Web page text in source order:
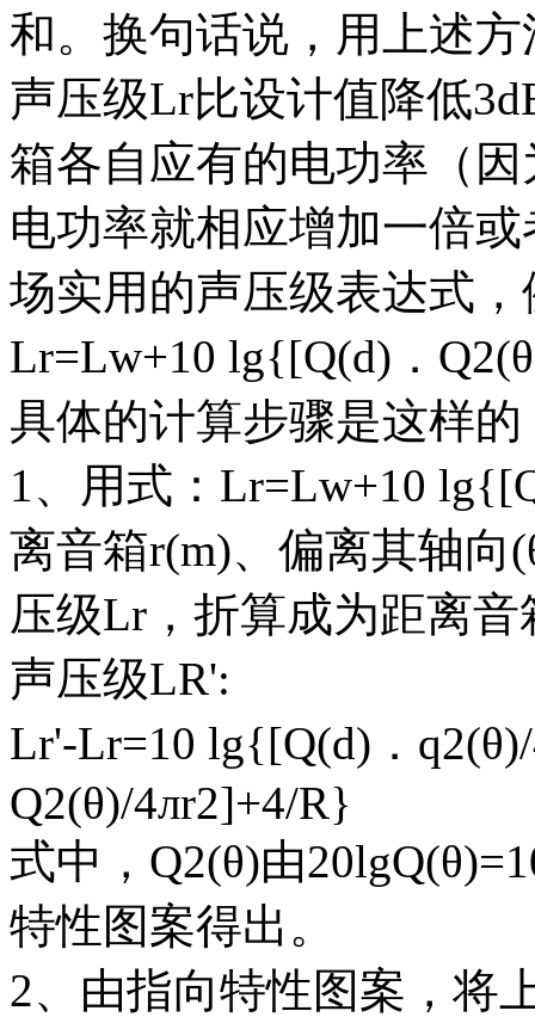
和。换句话说，用上述
声压级Lr比设计值降低
箱各自应有的电功率（
电功率就相应增加一倍
场实用的声压级表达式
Lr=Lw+10 lg{[Q(d)．
具体的计算步骤是这样的
1、用式：Lr=Lw+10
离音箱r(m)、偏离其轴向
压级Lr，折算成为距离
声压级LR':
Lr'-Lr=10 lg{[Q(d)．
Q2(θ)/4лr2]+4/R}
式中，Q2(θ)由
特性图案得出。
2、由指向特性图案，将